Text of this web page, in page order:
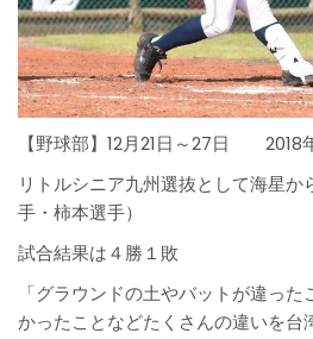
【野球部】12月21日～27日
リトルシニア九州選抜として海星
手・柿本選手）
試合結果は４勝１敗
「グラウンドの土やバットが違っ
かったことなどたくさんの違いを台